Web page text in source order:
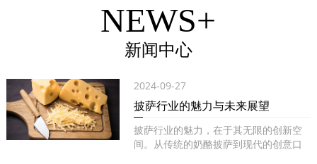
NEWS+
新闻中心
2024-09-27
披萨行业的魅力与未来展望
披萨行业的魅力，在于其无限的创新空
间。从传统的奶酪披萨到现代的创意口